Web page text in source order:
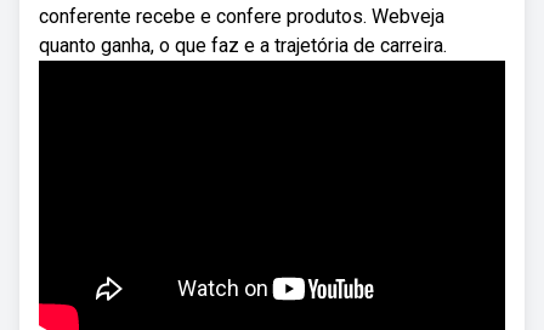
conferente recebe e confere produtos. Webveja
quanto ganha, o que faz e a trajetória de carreira.